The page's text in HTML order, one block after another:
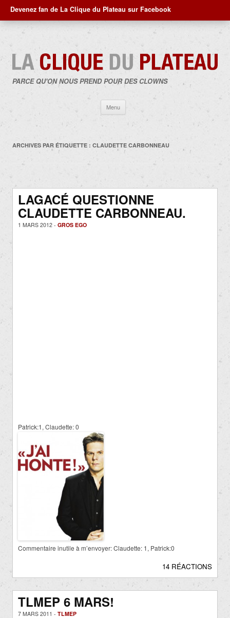
Devenez fan de La Clique du Plateau sur Facebook
PARCE QU'ON NOUS PREND POUR DES CLOWNS
Menu
contenu
ARCHIVES PAR ÉTIQUETTE : CLAUDETTE CARBONNEAU
LAGACÉ QUESTIONNE
CLAUDETTE CARBONNEAU.
1 MARS 2012 - GROS EGO
Patrick:1, Claudette: 0
Commentaire inutile à m’envoyer: Claudette: 1, Patrick:0
14 RÉACTIONS
TLMEP 6 MARS!
7 MARS 2011 - TLMEP